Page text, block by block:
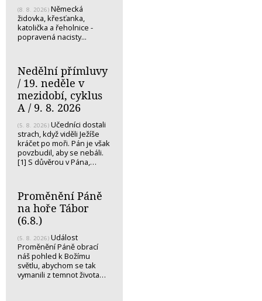
(8. 8. 2026) Německá
židovka, křesťanka,
katolička a řeholnice -
popravená nacisty...
Nedělní přímluvy
/ 19. neděle v
mezidobí, cyklus
A / 9. 8. 2026
(5. 8. 2026) Učedníci dostali
strach, když viděli Ježíše
kráčet po moři. Pán je však
povzbudil, aby se nebáli.
[1] S důvěrou v Pána,…
Proměnění Páně
na hoře Tábor
(6.8.)
(5. 8. 2026) Událost
Proměnění Páně obrací
náš pohled k Božímu
světlu, abychom se tak
vymanili z temnot života…